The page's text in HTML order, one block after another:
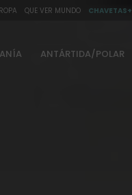
QUE VER MUNDO CHAVETAS+
ANTÁRTIDA/POLAR